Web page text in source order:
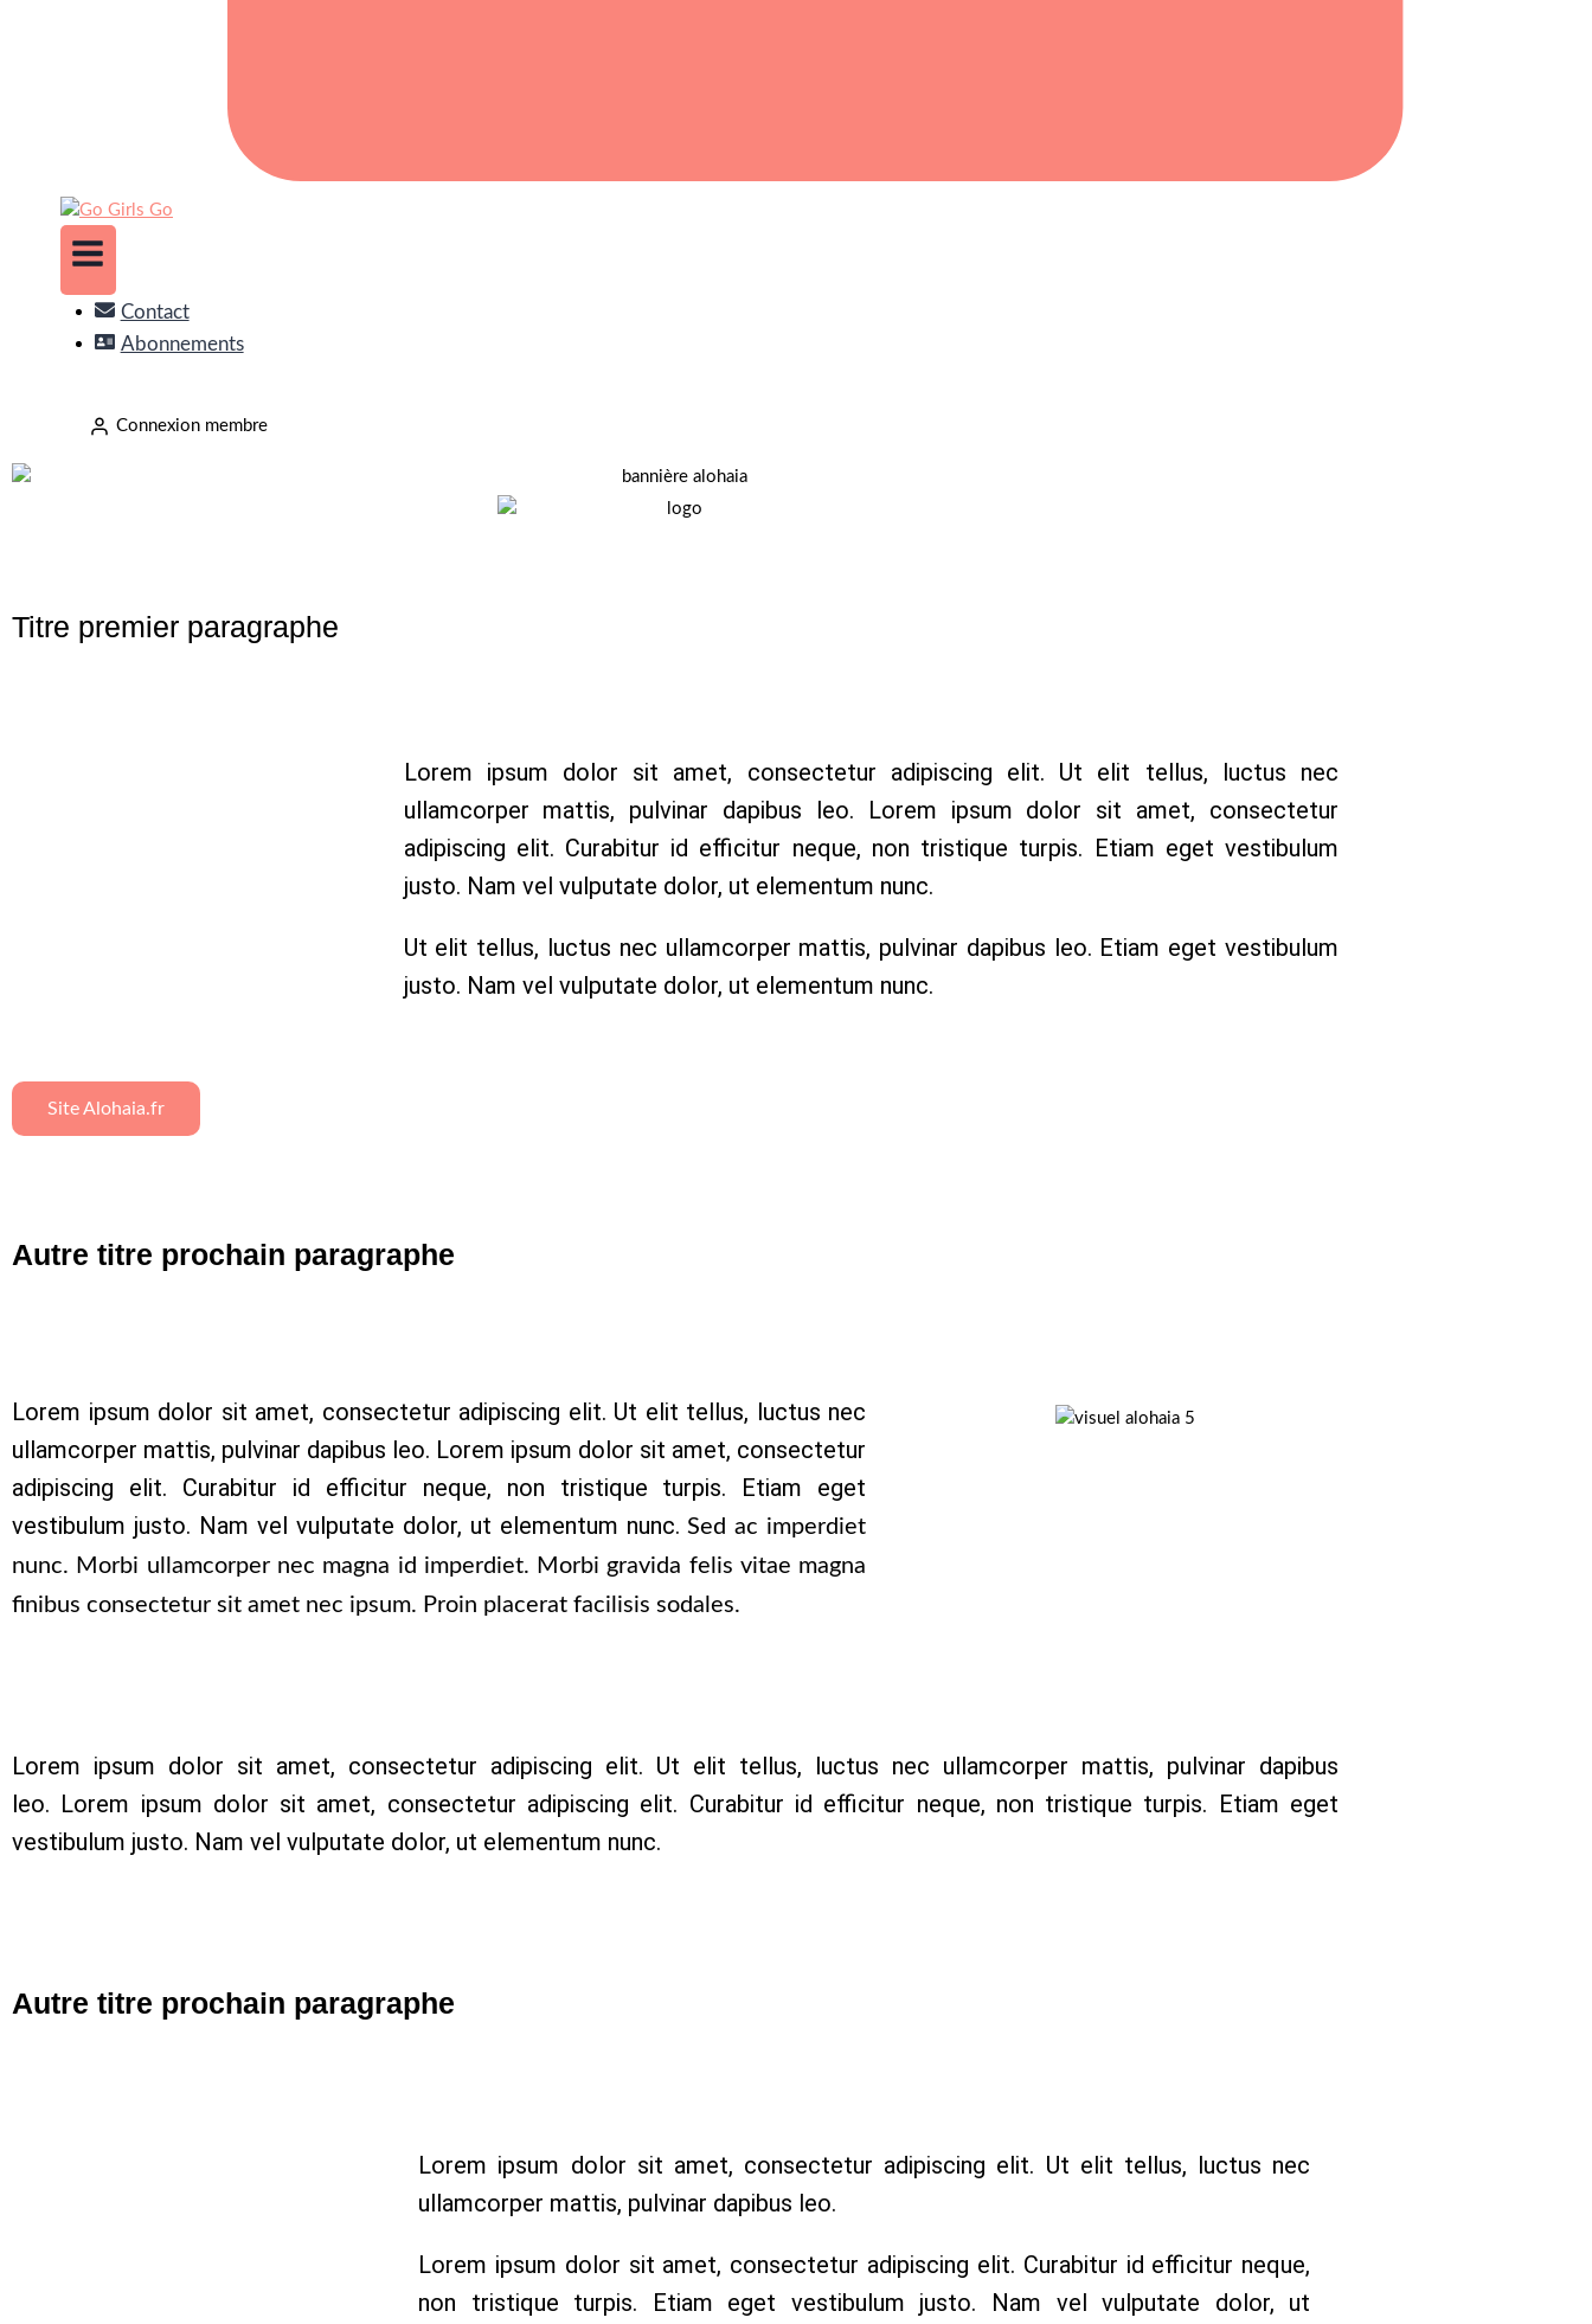
Contact
Abonnements
Connexion membre
Titre premier paragraphe
Lorem ipsum dolor sit amet, consectetur adipiscing elit. Ut elit tellus, luctus nec
ullamcorper mattis, pulvinar dapibus leo. Lorem ipsum dolor sit amet, consectetur
adipiscing elit. Curabitur id efficitur neque, non tristique turpis. Etiam eget vestibulum
justo. Nam vel vulputate dolor, ut elementum nunc.
Ut elit tellus, luctus nec ullamcorper mattis, pulvinar dapibus leo. Etiam eget vestibulum
justo. Nam vel vulputate dolor, ut elementum nunc.
Site Alohaia.fr
Autre titre prochain paragraphe
Lorem ipsum dolor sit amet, consectetur adipiscing elit. Ut elit tellus, luctus nec
ullamcorper mattis, pulvinar dapibus leo. Lorem ipsum dolor sit amet, consectetur
adipiscing elit. Curabitur id efficitur neque, non tristique turpis. Etiam eget
vestibulum justo. Nam vel vulputate dolor, ut elementum nunc.Sed ac imperdiet
nunc. Morbi ullamcorper nec magna id imperdiet. Morbi gravida felis vitae magna
finibus consectetur sit amet nec ipsum. Proin placerat facilisis sodales.
Lorem ipsum dolor sit amet, consectetur adipiscing elit. Ut elit tellus, luctus nec ullamcorper mattis, pulvinar dapibus
leo. Lorem ipsum dolor sit amet, consectetur adipiscing elit. Curabitur id efficitur neque, non tristique turpis. Etiam eget
vestibulum justo. Nam vel vulputate dolor, ut elementum nunc.
Autre titre prochain paragraphe
Lorem ipsum dolor sit amet, consectetur adipiscing elit. Ut elit tellus, luctus nec
ullamcorper mattis, pulvinar dapibus leo.
Lorem ipsum dolor sit amet, consectetur adipiscing elit. Curabitur id efficitur neque,
non tristique turpis. Etiam eget vestibulum justo. Nam vel vulputate dolor, ut